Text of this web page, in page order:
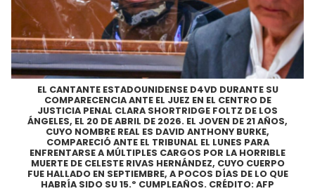
EL CANTANTE ESTADOUNIDENSE D4VD DURANTE SU
COMPARECENCIA ANTE EL JUEZ EN EL CENTRO DE
JUSTICIA PENAL CLARA SHORTRIDGE FOLTZ DE LOS
ÁNGELES, EL 20 DE ABRIL DE 2026. EL JOVEN DE 21 AÑOS,
CUYO NOMBRE REAL ES DAVID ANTHONY BURKE,
COMPARECIÓ ANTE EL TRIBUNAL EL LUNES PARA
ENFRENTARSE A MÚLTIPLES CARGOS POR LA HORRIBLE
MUERTE DE CELESTE RIVAS HERNÁNDEZ, CUYO CUERPO
FUE HALLADO EN SEPTIEMBRE, A POCOS DÍAS DE LO QUE
HABRÍA SIDO SU 15.º CUMPLEAÑOS. CRÉDITO: AFP